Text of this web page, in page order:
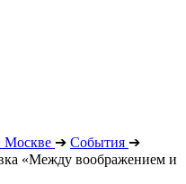
Москве ➔ События ➔
«Между воображением и